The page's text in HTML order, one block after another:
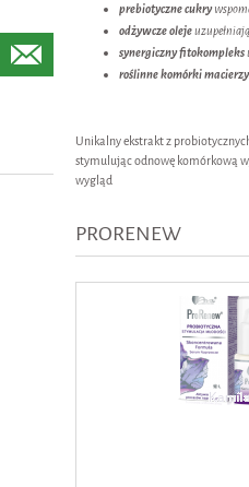
prebiotyczne cukry
odżywcze oleje
synergiczny fitokompleks
roślinne komórki
Unikalny ekstrakt z
stymulując odnowę komórkową
wygląd
PRORENEW